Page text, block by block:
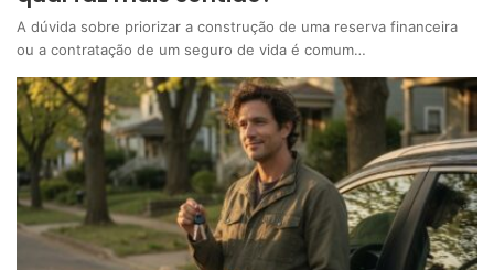
A dúvida sobre priorizar a construção de uma reserva financeira
ou a contratação de um seguro de vida é comum…